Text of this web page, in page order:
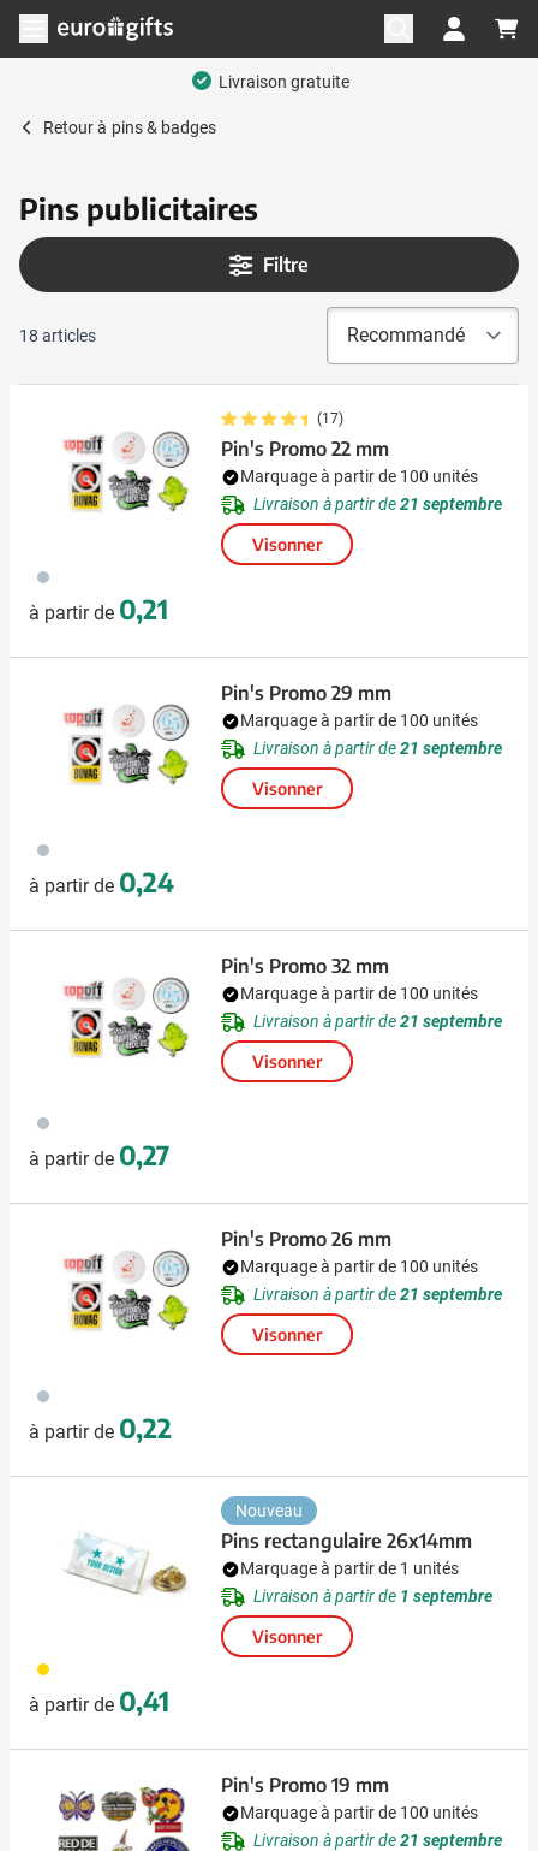
Aller au contenu
Ouvrir le menu
Livraison gratuite
Retour à pins & badges
Pins publicitaires
Filtre
18 articles
879
à partir de 0,21
(17)
Pin's Promo 22 mm
Marquage à partir de 100 unités
Livraison à partir de21 septembre
Visonner
879
à partir de 0,24
Pin's Promo 29 mm
Marquage à partir de 100 unités
Livraison à partir de21 septembre
Visonner
879
à partir de 0,27
Pin's Promo 32 mm
Marquage à partir de 100 unités
Livraison à partir de21 septembre
Visonner
879
à partir de 0,22
Pin's Promo 26 mm
Marquage à partir de 100 unités
Livraison à partir de21 septembre
Visonner
031
à partir de 0,41
Nouveau
Pins rectangulaire 26x14mm
Marquage à partir de 1 unités
Livraison à partir de 1 septembre
Visonner
Pin's Promo 19 mm
Marquage à partir de 100 unités
Livraison à partir de21 septembre